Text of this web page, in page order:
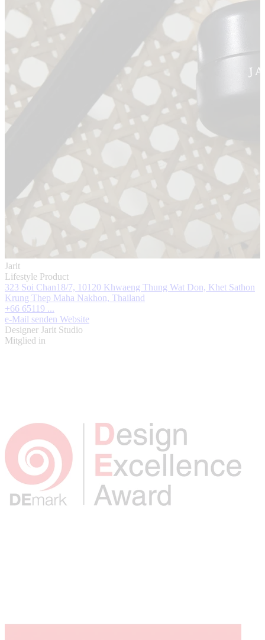
Jarit
Lifestyle Product
323 Soi Chan18/7, 10120 Khwaeng Thung Wat Don, Khet Sathon
Krung Thep Maha Nakhon, Thailand
+66 65119 ...
e-Mail senden Website
Designer Jarit Studio
Mitglied in